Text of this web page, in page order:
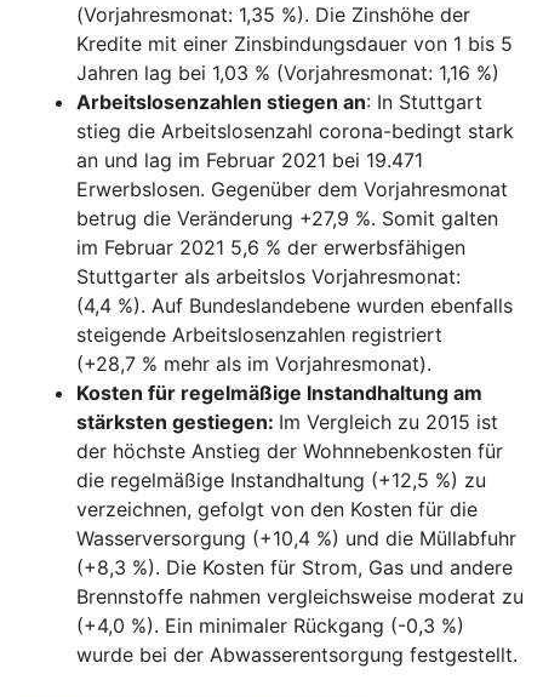
(Vorjahresmonat: 1,35 %). Die Zinshöhe der
Kredite mit einer Zinsbindungsdauer von 1 bis 5
Jahren lag bei 1,03 % (Vorjahresmonat: 1,16 %)
Arbeitslosenzahlen stiegen an: In Stuttgart
stieg die Arbeitslosenzahl corona-bedingt stark
an und lag im Februar 2021 bei 19.471
Erwerbslosen. Gegenüber dem Vorjahresmonat
betrug die Veränderung +27,9 %. Somit galten
im Februar 2021 5,6 % der erwerbsfähigen
Stuttgarter als arbeitslos Vorjahresmonat:
(4,4 %). Auf Bundeslandebene wurden ebenfalls
steigende Arbeitslosenzahlen registriert
(+28,7 % mehr als im Vorjahresmonat).
Kosten für regelmäßige Instandhaltung am
stärksten gestiegen: Im Vergleich zu 2015 ist
der höchste Anstieg der Wohnnebenkosten für
die regelmäßige Instandhaltung (+12,5 %) zu
verzeichnen, gefolgt von den Kosten für die
Wasserversorgung (+10,4 %) und die Müllabfuhr
(+8,3 %). Die Kosten für Strom, Gas und andere
Brennstoffe nahmen vergleichsweise moderat zu
(+4,0 %). Ein minimaler Rückgang (-0,3 %)
wurde bei der Abwasserentsorgung festgestellt.